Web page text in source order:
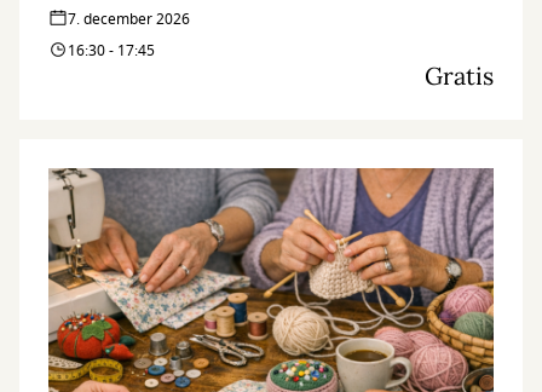
7. december 2026
16:30 - 17:45
Gratis